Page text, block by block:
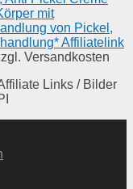
mit
von Pickel,
Affiliatelink
Versandkosten
Links / Bilder